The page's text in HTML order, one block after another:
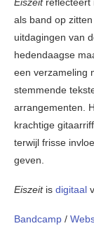
Eiszeitreflecteert
als band op
uitdagingen van
hedendaagse
een verzameling
stemmende
arrangementen.
krachtige
terwijl frisse
geven.
Eiszeitis digitaal
Bandcamp /